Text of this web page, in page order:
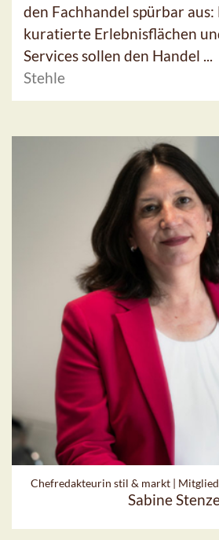
den Fachhandel spürbar aus:
kuratierte Erlebnisflächen
Services sollen den Handel ...
Stehle
Chefredakteurin stil & markt |
Sabine